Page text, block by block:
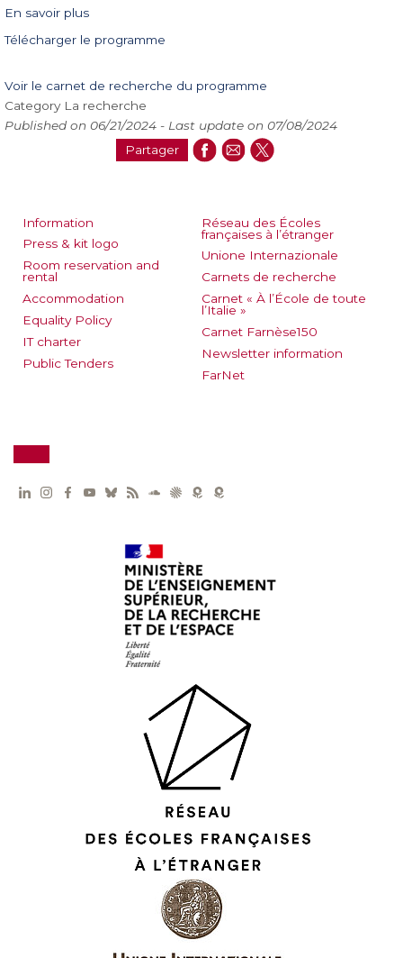
En savoir plus
Télécharger le programme
Voir le carnet de recherche du programme
Category La recherche
Published on 06/21/2024 - Last update on 07/08/2024
Information
Press & kit logo
Room reservation and
rental
Accommodation
Equality Policy
IT charter
Public Tenders
Réseau des Écoles
françaises à l’étranger
Unione Internazionale
Carnets de recherche
Carnet « À l’École de toute
l’Italie »
Carnet Farnèse150
Newsletter information
FarNet